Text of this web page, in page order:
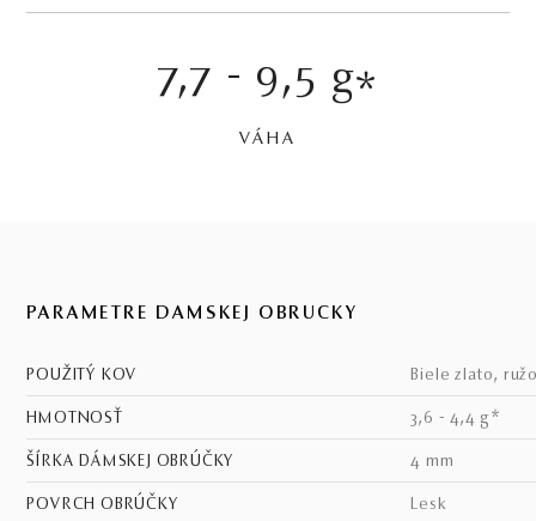
7,7 - 9,5 g*
VÁHA
PARAMETRE DÁMSKEJ OBRÚČKY
POUŽITÝ KOV biele zlato,
HMOTNOSŤ 3,6 - 4,4 g*
ŠÍRKA DÁMSKEJ OBRÚČKY 4 mm
POVRCH OBRÚČKY lesk